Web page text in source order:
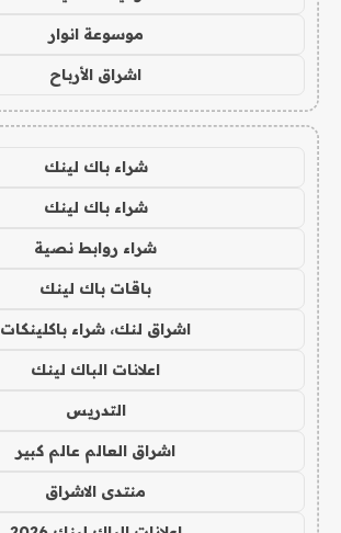
موسوعة انوار
اشراق الأرباح
شراء باك لينك
شراء باك لينك
شراء روابط نصية
باقات باك لينك
اشراق لنك، شراء باكلينكات
اعلانات الباك لينك
التدريس
اشراق العالم عالم كبير
منتدى الاشراق